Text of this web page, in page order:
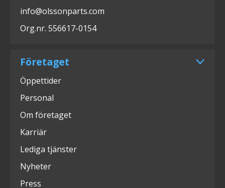
info@olssonparts.com
Org.nr. 556617-0154
Företaget
Öppettider
Personal
Om företaget
Karriär
Lediga tjänster
Nyheter
Press